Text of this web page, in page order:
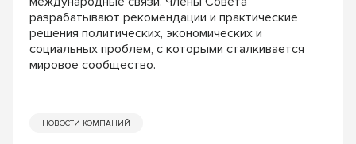
разрабатывают рекомендации и практические
решения политических, экономических и
социальных проблем, с которыми сталкивается
мировое сообщество.
НОВОСТИ КОМПАНИЙ